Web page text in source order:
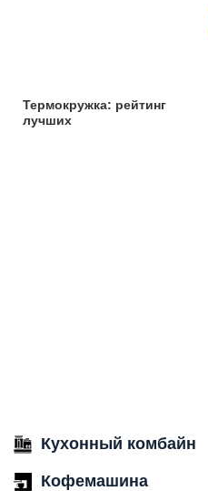
Термокружка: рейтинг
лучших
Кухонный комбайн
Кофемашина